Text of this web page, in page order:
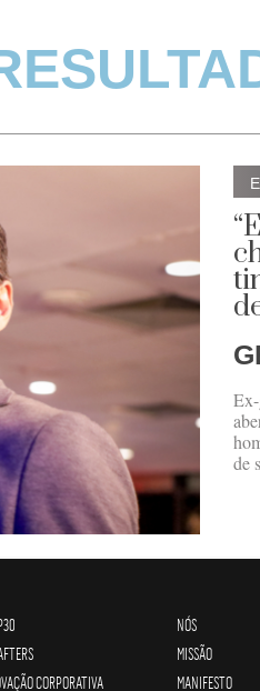
de
CORPORATIVA
NÓS
MISSÃO
MANIFESTO